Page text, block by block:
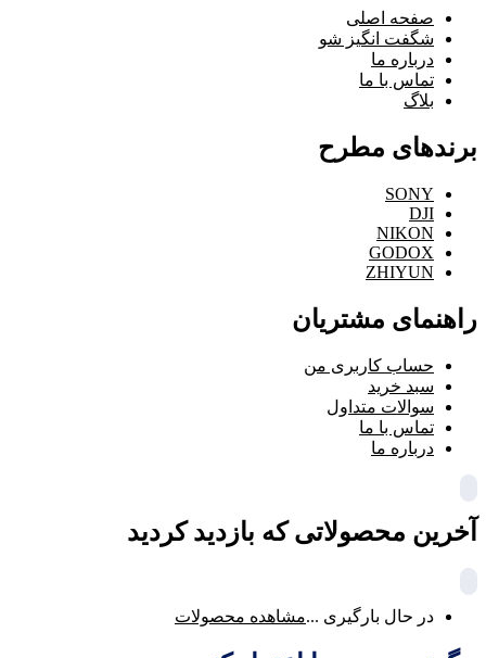
صفحه اصلی
شگفت انگیز شو
درباره ما
تماس با ما
بلاگ
برندهای مطرح
SONY
DJI
NIKON
GODOX
ZHIYUN
راهنمای مشتریان
حساب کاربری من
سبد خرید
سوالات متداول
تماس با ما
درباره ما
آخرین محصولاتی که بازدید کردید
در حال بارگیری ...مشاهده محصولات